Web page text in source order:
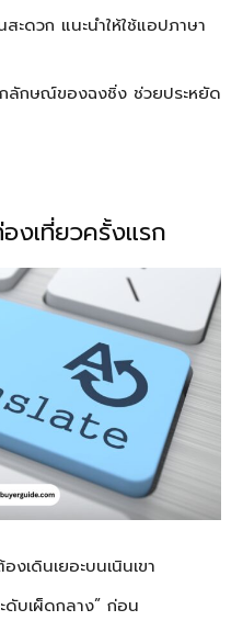
สะดวก แนะนำให้ใช้แอปภาษา
กลักษณ์ของฉงชิ่ง ช่วยประหยัด
งเที่ยวครั้งแรก
องเดินเยอะบนเนินเขา
ดับเผ็ดกลาง” ก่อน